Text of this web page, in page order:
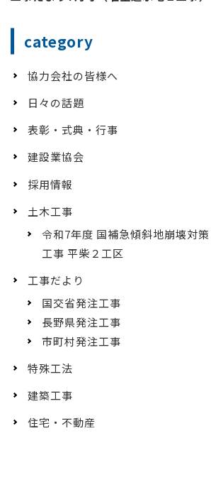
category
協力会社の皆様へ
日々の話題
表彰・式典・行事
建設業協会
採用情報
土木工事
令和7年度 国補急傾斜地崩壊対
工事 平柴２工区
工事だより
国交省発注工事
長野県発注工事
市町村発注工事
特殊工法
建築工事
住宅・不動産